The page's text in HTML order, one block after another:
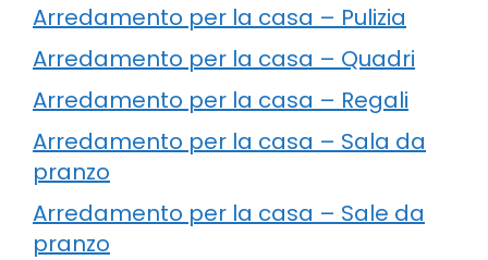
Arredamento per la casa – Pulizia
Arredamento per la casa – Quadri
Arredamento per la casa – Regali
Arredamento per la casa – Sala da
pranzo
Arredamento per la casa – Sale da
pranzo